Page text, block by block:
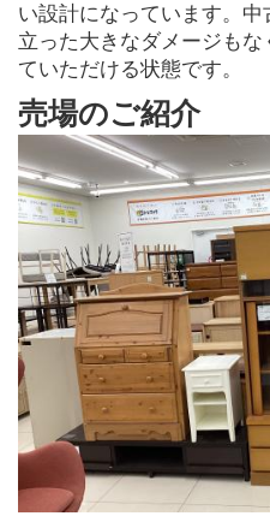
い設計になっています。
立った大きなダメージも
ていただける状態です。
売場のご紹介